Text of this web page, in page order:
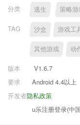
分类
逃生 策略
TAG 沙盒 游戏工
其他游戏 动
版本
V1.6.7
要求
Android 4.4以上
隐私政策
开发者
u乐注册登录(中